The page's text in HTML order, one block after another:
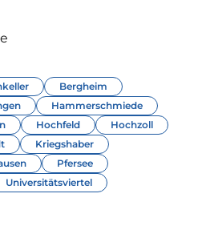
Bergheim
Hammerschmiede
Hochfeld
Hochzoll
Kriegshaber
Pfersee
Universitätsviertel